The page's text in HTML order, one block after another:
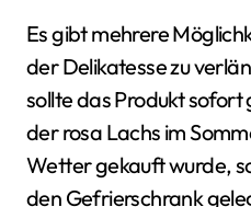
Es gibt mehrere
der Delikatesse zu
sollte das Produkt
der rosa Lachs im
Wetter gekauft wurde,
den Gefrierschrank